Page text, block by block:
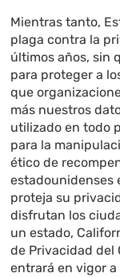
Mientras tanto,
plaga contra la
últimos años, sin
para proteger a
que
más nuestros
utilizado en todo
para la
ético de
estadounidenses
proteja su
disfrutan los
un estado,
de Privacidad del
entrará en vigor